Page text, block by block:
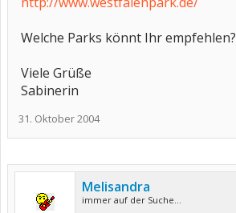
Welche Parks könnt Ihr empfehlen?
Viele Grüße
Sabinerin
31. Oktober 2004
Melisandra
immer auf der Suche...